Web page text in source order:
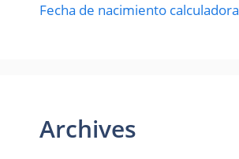
Fecha de nacimiento calculadora
Archives